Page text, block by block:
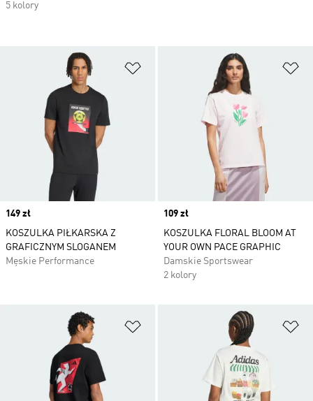
Dodaj do listy życzeń
Price
149 zł
KOSZULKA PIŁKARSKA Z
GRAFICZNYM SLOGANEM
Męskie Performance
Price
109 zł
KOSZULKA FLORAL BLOOM AT
YOUR OWN PACE GRAPHIC
Damskie Sportswear
2 kolory
Dodaj do listy życzeń
5 kolory